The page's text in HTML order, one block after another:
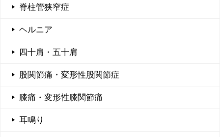
脊柱管狭窄症
ヘルニア
四十肩・五十肩
股関節痛・変形性股関節症
膝痛・変形性膝関節痛
耳鳴り